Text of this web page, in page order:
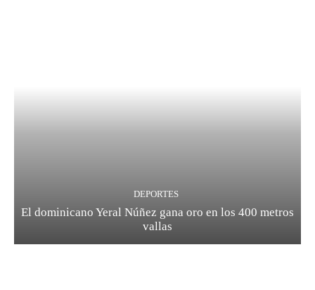
DEPORTES
El dominicano Yeral Núñez gana oro en los 400 metros
vallas